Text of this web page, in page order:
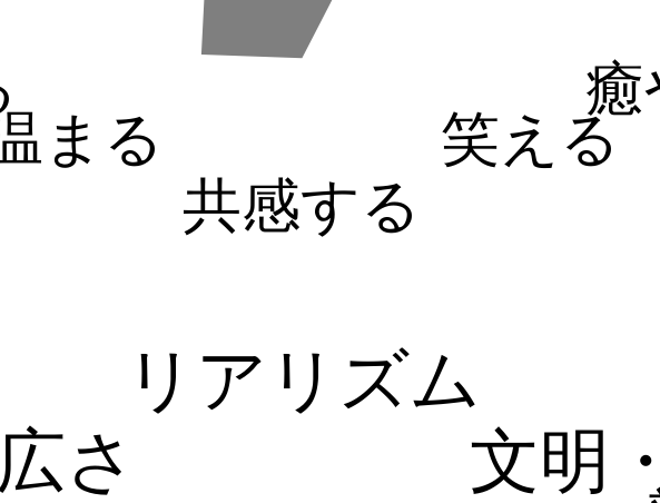
癒
笑える
共感する
まる
リアリズム
文明
さ